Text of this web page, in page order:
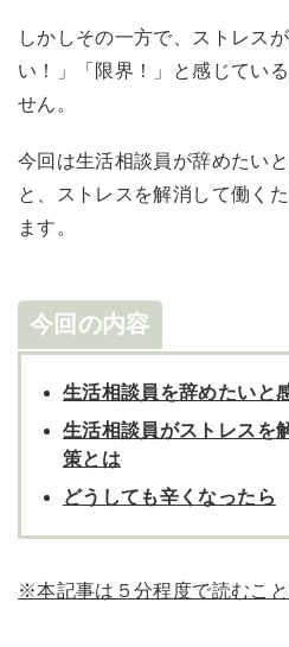
しかしその一方で、ストレス
い！」「限界！」と感じてい
せん。
今回は生活相談員が辞めたい
と、ストレスを解消して働く
ます。
今回の内容
生活相談員を辞めたいと
生活相談員がストレスを
策とは
どうしても辛くなったら
※本記事は５分程度で読むこと